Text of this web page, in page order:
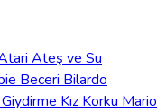
Ateş ve Su
Beceri Bilardo
Giydirme Kız Korku Mario